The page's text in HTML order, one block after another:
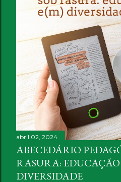
abril 02, 2024
ABECEDÁRIO
RASURA:
DIVERSIDADE